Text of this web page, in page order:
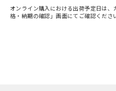
オンライン購入における出荷予定日は
格・納期の確認」画面にてご確認くださ